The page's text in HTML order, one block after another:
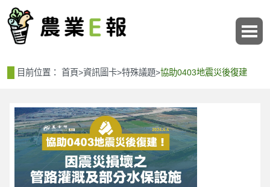
目前位置： 首頁>資訊圖卡>特殊議題>協助0403地震災後復建